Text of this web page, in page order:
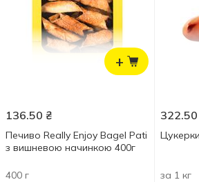
+
136.50 ₴
Печиво Really Enjoy Bagel Pati
з вишневою начинкою 400г
400 г
322.50
за 1 кг